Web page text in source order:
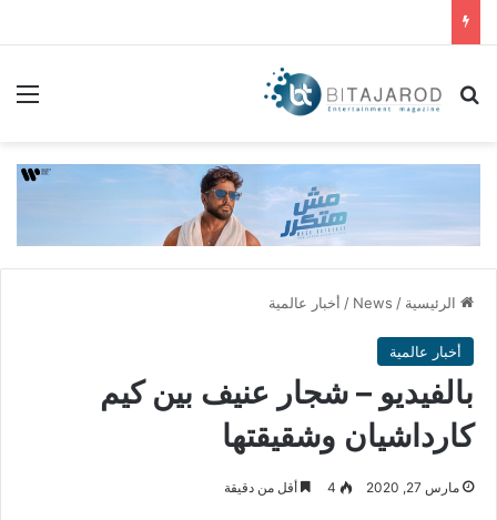
بحث عن
الرئيسية /
News
/ أخبار عالمية
أخبار عالمية
بالفيديو – شجار عنيف بين كيم
كارداشيان وشقيقتها
مارس 27, 2020 4 أقل من دقيقة